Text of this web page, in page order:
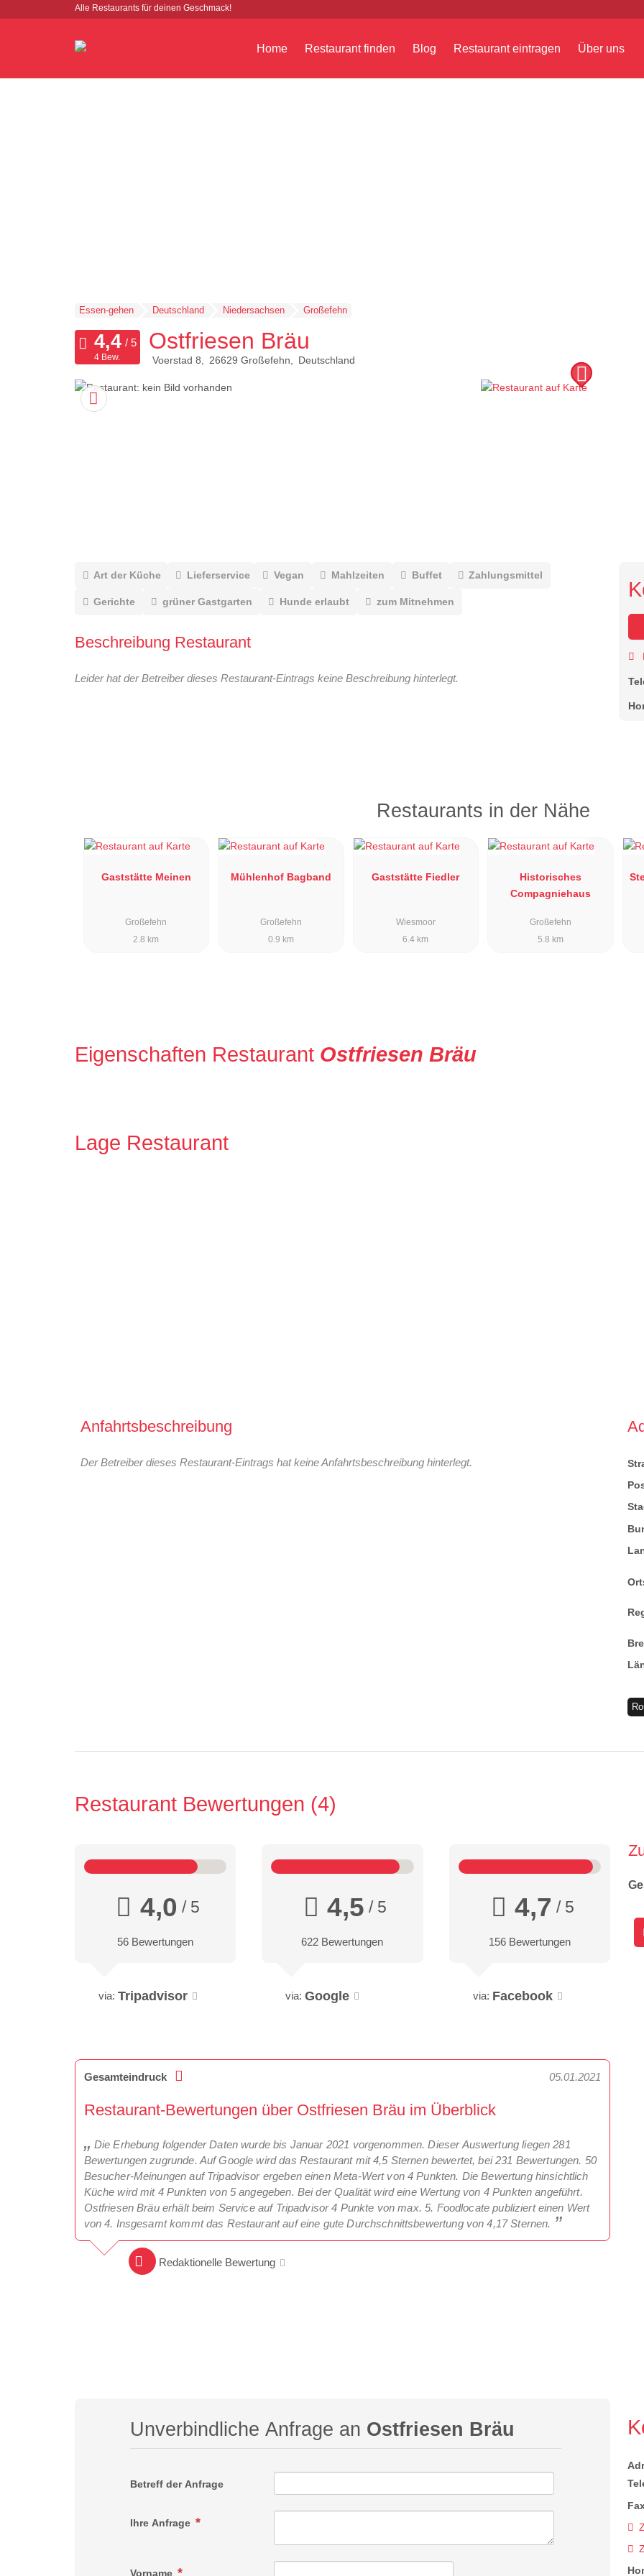
Alle Restaurants für deinen Geschmack!
Home Restaurant finden Blog Restaurant eintragen Über uns
Essen-gehen Deutschland Niedersachsen Großefehn
Ostfriesen Bräu
Voerstad 8 26629 Großefehn Deutschland
4 Bew.
Art der Küche Lieferservice Vegan Mahlzeiten Buffet Zahlungsmittel
Gerichte grüner Gastgarten Hunde erlaubt zum Mitnehmen
Beschreibung Restaurant
Leider hat der Betreiber dieses Restaurant-Eintrags keine Beschreibung hinterlegt.
Restaurants in der Nähe
Gaststätte Meinen
Großefehn
2.8 km
Mühlenhof Bagband
Großefehn
0.9 km
Gaststätte Fiedler
Wiesmoor
6.4 km
Historisches
Compagniehaus
Großefehn
5.8 km
Eigenschaften Restaurant Ostfriesen Bräu
Lage Restaurant
Anfahrtsbeschreibung
Der Betreiber dieses Restaurant-Eintrags hat keine Anfahrtsbeschreibung hinterlegt.
Restaurant Bewertungen 4
4,0 / 5
56 Bewertungen
via: Tripadvisor
4,5 / 5
622 Bewertungen
via: Google
4,7 / 5
156 Bewertungen
via: Facebook
Gesamteindruck 05.01.2021
Restaurant-Bewertungen über Ostfriesen Bräu im Überblick
Die Erhebung folgender Daten wurde bis Januar 2021 vorgenommen. Dieser Auswertung liegen 281
Bewertungen zugrunde. Auf Google wird das Restaurant mit 4,5 Sternen bewertet, bei 231 Bewertungen. 50
Besucher-Meinungen auf Tripadvisor ergeben einen Meta-Wert von 4 Punkten. Die Bewertung hinsichtlich
Küche wird mit 4 Punkten von 5 angegeben. Bei der Qualität wird eine Wertung von 4 Punkten angeführt.
Ostfriesen Bräu erhält beim Service auf Tripadvisor 4 Punkte von max. 5. Foodlocate publiziert einen Wert
von 4. Insgesamt kommt das Restaurant auf eine gute Durchschnittsbewertung von 4,17 Sternen.
Redaktionelle Bewertung
Unverbindliche Anfrage an Ostfriesen Bräu
Betreff der Anfrage
Ihre Anfrage
Vorname